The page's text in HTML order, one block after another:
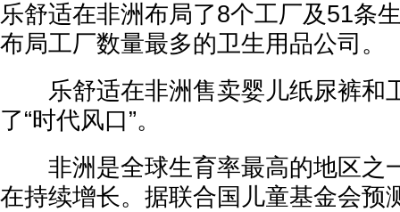
乐舒适在非洲布局了8个工厂及51条
布局工厂数量最多的卫生用品公司。
乐舒适在非洲售卖婴儿纸尿裤和
了“时代风口”。
非洲是全球生育率最高的地区之
在持续增长。据联合国儿童基金会预